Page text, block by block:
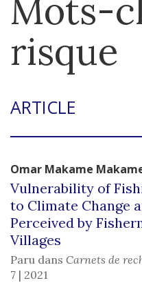
Mots-
risque
ARTICLE
Omar Makame
Vulnerability of
to Climate Change
Perceived by
Villages
Paru dans Carnets de
7 | 2021